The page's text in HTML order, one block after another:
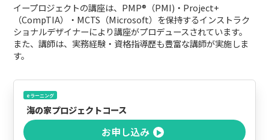
イープロジェクトの講座は、PMP®（PMI)・Project+
（CompTIA）・MCTS（Microsoft）を保持するインストラク
ショナルデザイナーにより講座がプロデュースされています。
また、講師は、実務経験・資格指導歴も豊富な講師が実施しま
す。
eラーニング
海の家プロジェクトコース
お申し込み